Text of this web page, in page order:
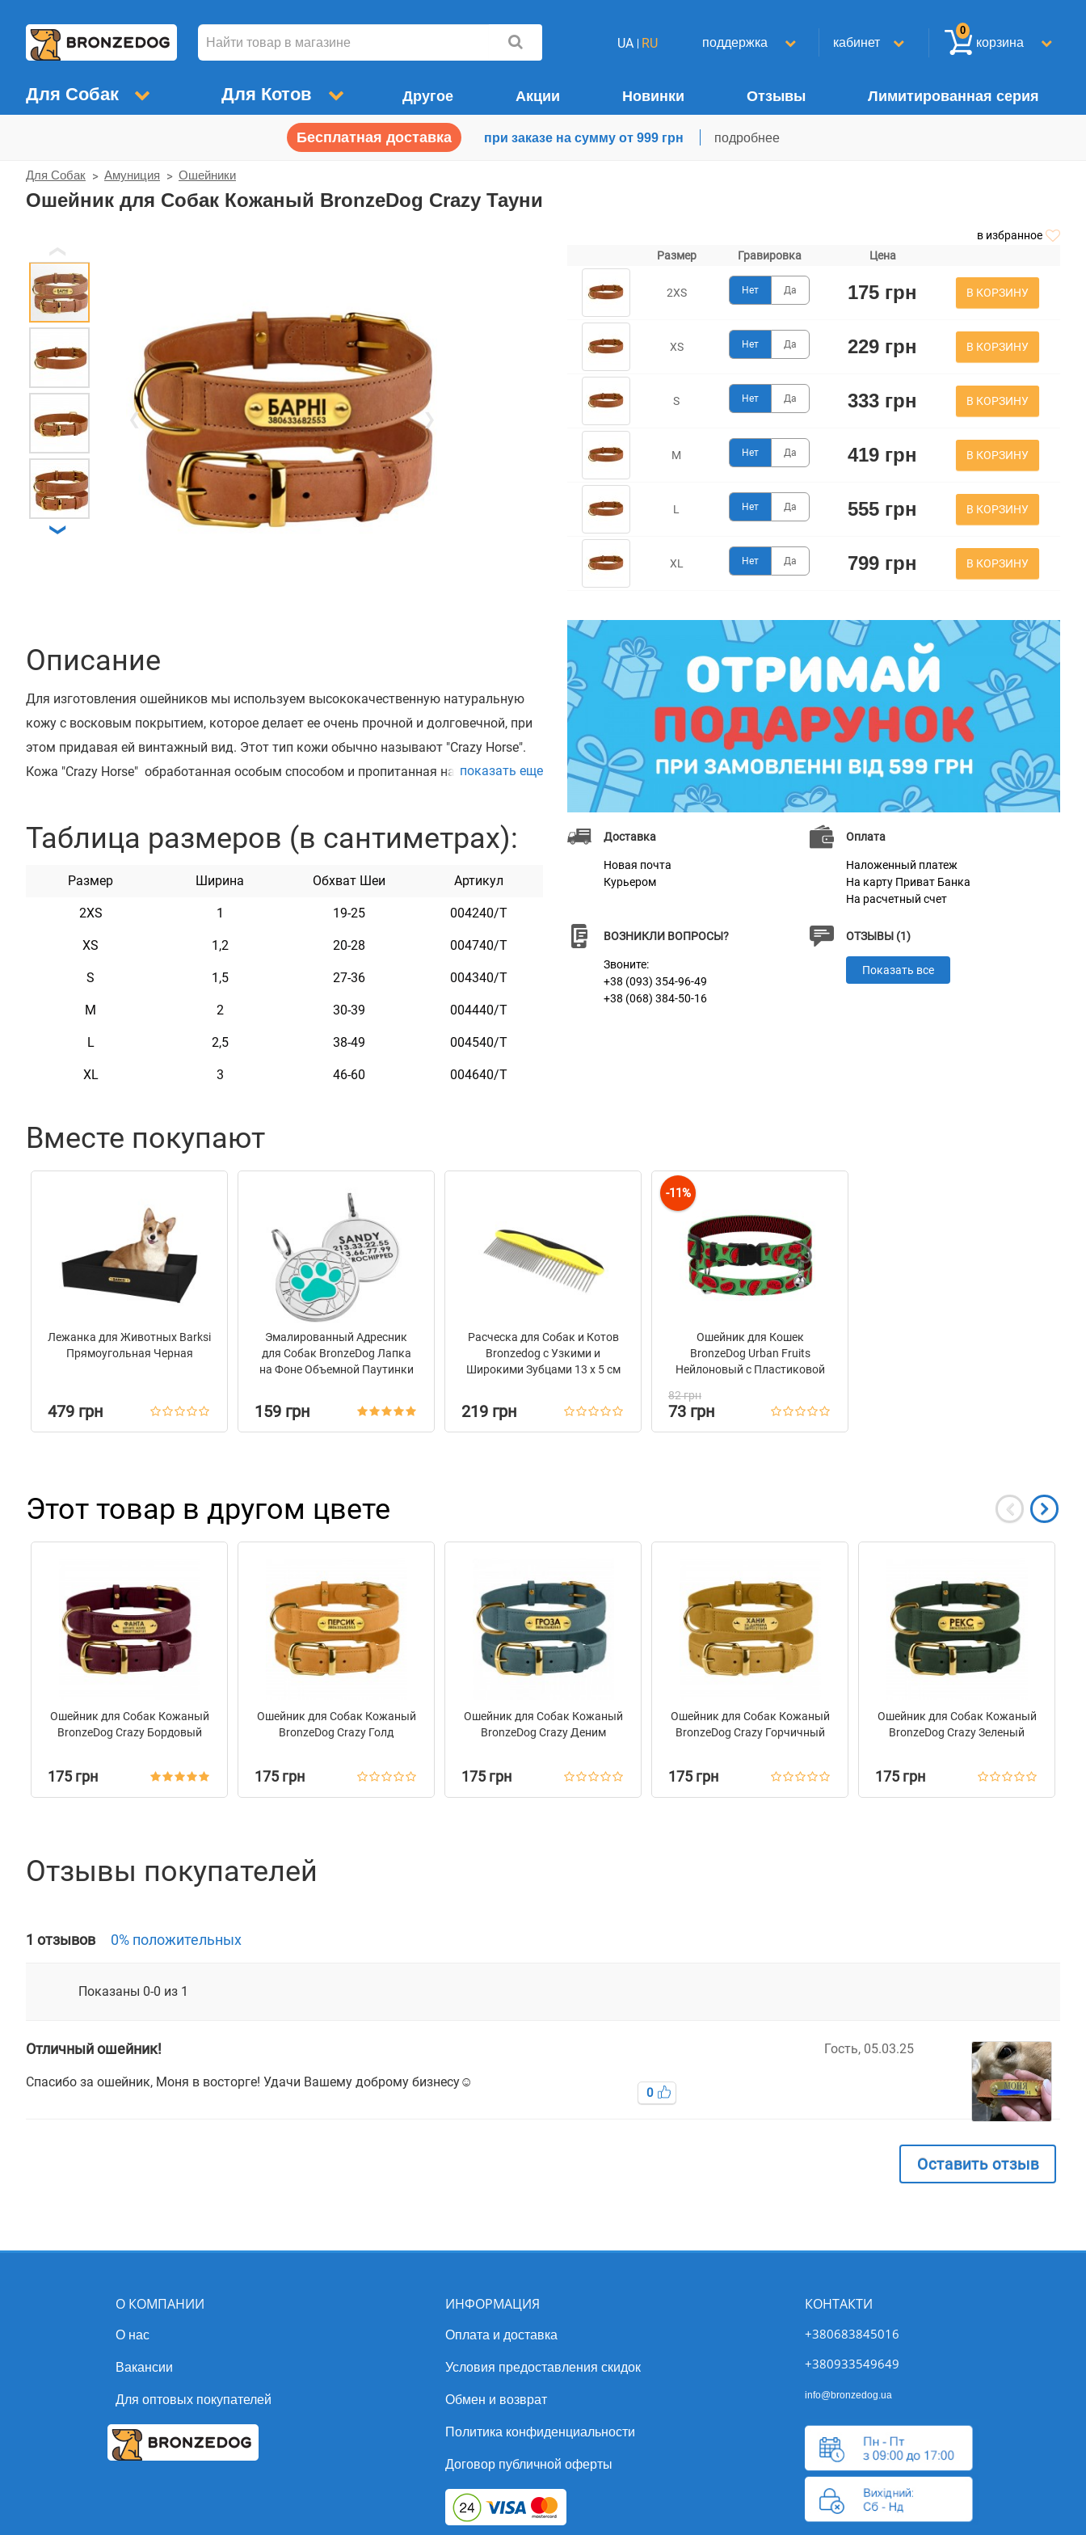
UA RU поддержка кабинет корзина
0
Для Собак Для Котов Другое Акции Новинки Отзывы Лимитированная серия
Бесплатная доставка при заказе на сумму от 999 грн подробнее
Для Собак Амуниция Ошейники
Ошейник для Собак Кожаный BronzeDog Crazy Тауни
в избранное
❮
❯
Описание
Для изготовления ошейников мы используем высококачественную натуральную
кожу с восковым покрытием, которое делает ее очень прочной и долговечной, при
этом придавая ей винтажный вид. Этот тип кожи обычно называют "Crazy Horse".
Кожа "Crazy Horse" обработанная особым способом и пропитанная натуральным
Высококачественная кожа и прочная фурнитура - залог длительной службы
Характеристики
Материал Натуральная кожа
показать еще
Таблица размеров (в сантиметрах):
Размер Ширина Обхват Шеи Артикул
2XS 1 19-25 004240/Т
XS 1,2 20-28 004740/Т
S 1,5 27-36 004340/Т
M 2 30-39 004440/Т
L 2,5 38-49 004540/Т
XL 3 46-60 004640/Т
Размер Гравировка Цена
2XS Нет Да 175 грн В КОРЗИНУ
XS Нет Да 229 грн В КОРЗИНУ
S Нет Да 333 грн В КОРЗИНУ
M Нет Да 419 грн В КОРЗИНУ
L Нет Да 555 грн В КОРЗИНУ
XL Нет Да 799 грн В КОРЗИНУ
Доставка
Новая почта
Курьером
Оплата
Наложенный платеж
На карту Приват Банка
На расчетный счет
ВОЗНИКЛИ ВОПРОСЫ?
Звоните:
+38 (093) 354-96-49
+38 (068) 384-50-16
ОТЗЫВЫ (1)
Показать все
Вместе покупают
Лежанка для Животных Barksi
Прямоугольная Черная
479 грн
Эмалированный Адресник
для Собак BronzeDog Лапка
на Фоне Объемной Паутинки
159 грн
Расческа для Собак и Котов
Bronzedog с Узкими и
Широкими Зубцами 13 х 5 см
219 грн
-11%
Ошейник для Кошек
BronzeDog Urban Fruits
Нейлоновый с Пластиковой
82 грн
73 грн
Этот товар в другом цвете
Ошейник для Собак Кожаный
BronzeDog Crazy Бордовый
175 грн
Ошейник для Собак Кожаный
BronzeDog Crazy Голд
175 грн
Ошейник для Собак Кожаный
BronzeDog Crazy Деним
175 грн
Ошейник для Собак Кожаный
BronzeDog Crazy Горчичный
175 грн
Ошейник для Собак Кожаный
BronzeDog Crazy Зеленый
175 грн
Отзывы покупателей
1 отзывов 0% положительных
Показаны 0-0 из 1
Отличный ошейник!
Спасибо за ошейник, Моня в восторге! Удачи Вашему доброму бизнесу☺️
Гость, 05.03.25
0
Оставить отзыв
О КОМПАНИИ
О нас
Вакансии
Для оптовых покупателей
ИНФОРМАЦИЯ
Оплата и доставка
Условия предоставления скидок
Обмен и возврат
Политика конфиденциальности
Договор публичной оферты
КОНТАКТИ
+380683845016
+380933549649
info@bronzedog.ua